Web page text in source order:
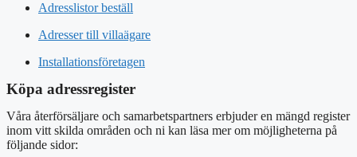
Adresslistor beställ
Adresser till villaägare
Installationsföretagen
Köpa adressregister
Våra återförsäljare och samarbetspartners erbjuder en mängd register
inom vitt skilda områden och ni kan läsa mer om möjligheterna på
följande sidor: